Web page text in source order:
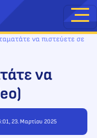
να πιστεύετε σε
να
23. Μαρτίου 2025